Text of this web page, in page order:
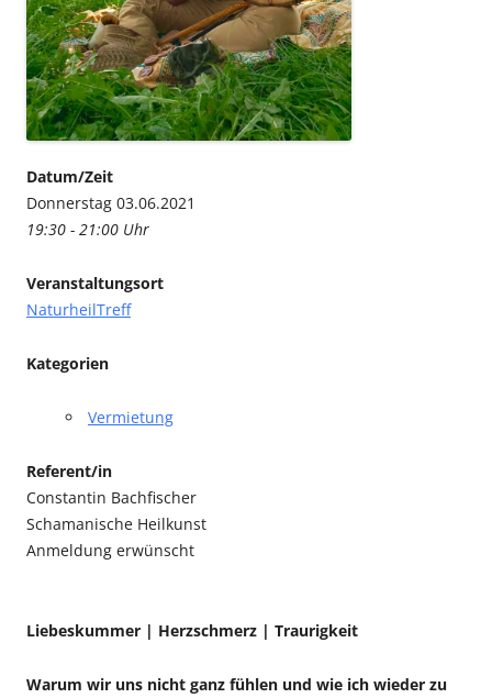
Datum/Zeit
Donnerstag 03.06.2021
19:30 - 21:00 Uhr
Veranstaltungsort
NaturheilTreff
Kategorien
Vermietung
Referent/in
Constantin Bachfischer
Schamanische Heilkunst
Anmeldung erwünscht
Liebeskummer | Herzschmerz | Traurigkeit
Warum wir uns nicht ganz fühlen und wie ich wieder zu